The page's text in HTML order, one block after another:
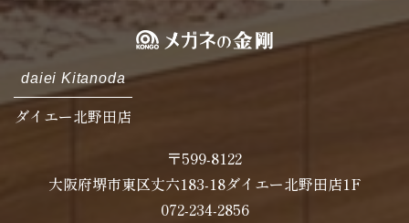
daiei Kitanoda
ダイエー北野田店
〒599-8122
大阪府堺市東区丈六183-18ダイエー北野田店1F
072-234-2856